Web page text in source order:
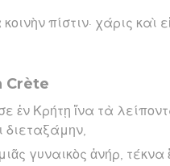
πίστιν· χάρις καὶ
Crète
ἐν Κρήτῃ ἵνα τὰ
διεταξάμην,
μιᾶς γυναικὸς ἀνήρ,